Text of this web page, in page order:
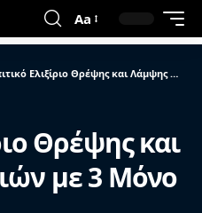
Aa
Ελιξίριο Θρέψης και Λάμψης Μαλλιών με 3 Μόνο Υλικά
Θρέψης και
με 3 Μόνο